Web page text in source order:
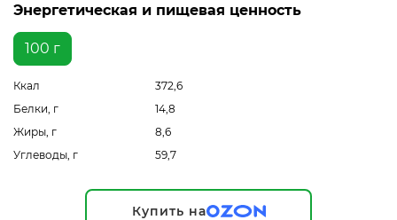
Энергетическая и пищевая ценность
100 г
Ккал
372,6
Белки, г
14,8
Жиры, г
8,6
Углеводы, г
59,7
Купить на